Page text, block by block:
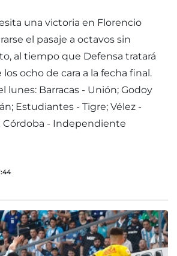
una victoria en Florencio
el pasaje a octavos sin
al tiempo que Defensa tratará
ocho de cara a la fecha final.
lunes: Barracas - Unión; Godoy
Estudiantes - Tigre; Vélez -
Córdoba - Independiente